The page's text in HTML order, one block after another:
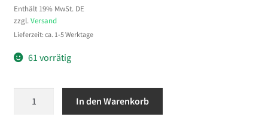
Enthält 19% MwSt. DE
zzgl. Versand
Lieferzeit: ca. 1-5 Werktage
61 vorrätig
In den Warenkorb